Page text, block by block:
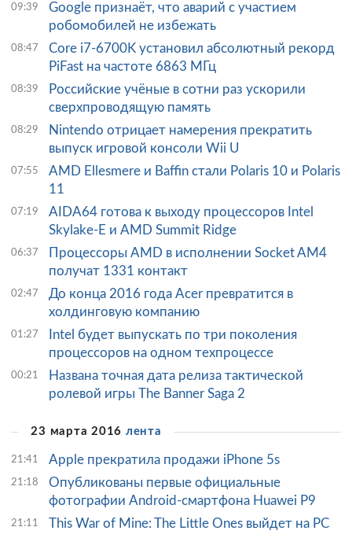
09:39
Google признаёт, что аварий с участием
робомобилей не избежать
08:47
Core i7-6700K установил абсолютный рекорд
PiFast на частоте 6863 МГц
08:39
Российские учёные в сотни раз ускорили
сверхпроводящую память
08:29
Nintendo отрицает намерения прекратить
выпуск игровой консоли Wii U
07:55
AMD Ellesmere и Baffin стали Polaris 10 и Polaris
11
07:19
AIDA64 готова к выходу процессоров Intel
Skylake-E и AMD Summit Ridge
06:37
Процессоры AMD в исполнении Socket AM4
получат 1331 контакт
02:47
До конца 2016 года Acer превратится в
холдинговую компанию
01:27
Intel будет выпускать по три поколения
процессоров на одном техпроцессе
00:21
Названа точная дата релиза тактической
ролевой игры The Banner Saga 2
23 марта 2016 лента
21:41 Apple прекратила продажи iPhone 5s
21:18
Опубликованы первые официальные
фотографии Android-смартфона Huawei P9
21:11 This War of Mine: The Little Ones выйдет на PC